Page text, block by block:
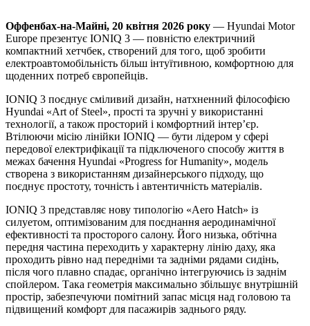
Оффенбах-на-Майні, 20 квітня 2026 року — Hyundai Motor
Europe презентує IONIQ 3 — повністю електричний
компактний хетчбек, створений для того, щоб зробити
електроавтомобільність більш інтуїтивною, комфортною для
щоденних потреб європейців.
IONIQ 3 поєднує сміливий дизайн, натхненний філософією
Hyundai «Art of Steel», прості та зручні у використанні
технології, а також просторий і комфортний інтер’єр.
Втілюючи місію лінійки IONIQ — бути лідером у сфері
передової електрифікації та підключеного способу життя в
межах бачення Hyundai «Progress for Humanity», модель
створена з використанням дизайнерського підходу, що
поєднує простоту, точність і автентичність матеріалів.
IONIQ 3 представляє нову типологію «Aero Hatch» із
силуетом, оптимізованим для поєднання аеродинамічної
ефективності та просторого салону. Його низька, обтічна
передня частина переходить у характерну лінію даху, яка
проходить рівно над передніми та задніми рядами сидінь,
після чого плавно спадає, органічно інтегруючись із заднім
спойлером. Така геометрія максимально збільшує внутрішній
простір, забезпечуючи помітний запас місця над головою та
підвищений комфорт для пасажирів заднього ряду.